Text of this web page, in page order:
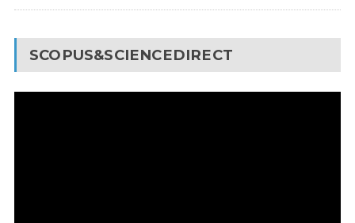
SCOPUS&SCIENCEDIRECT